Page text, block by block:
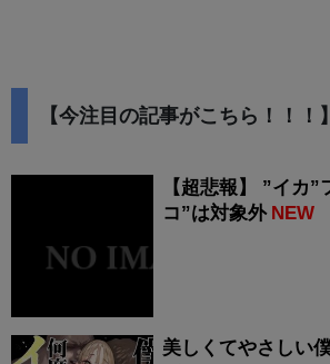
【今注目の記事がこちら！！！】
【超悲報】 ”イカ”
コ”は対象外 NEW
美しくてやさしい